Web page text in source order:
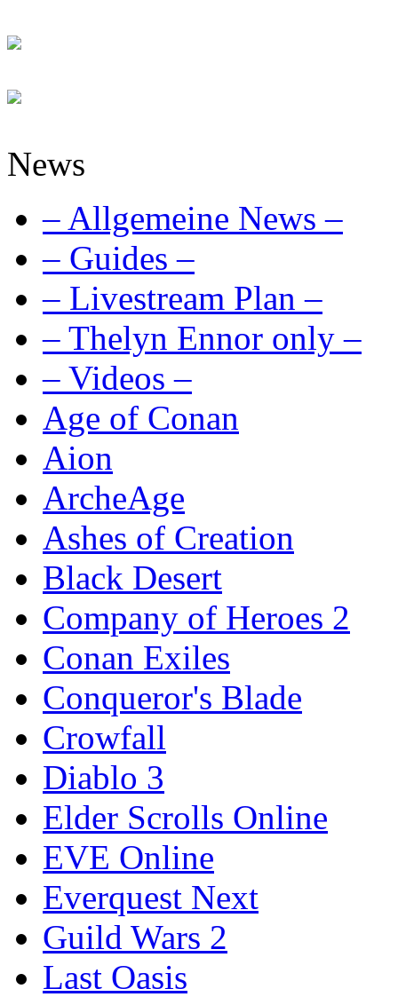
News
– Allgemeine News –
– Guides –
– Livestream Plan –
– Thelyn Ennor only –
– Videos –
Age of Conan
Aion
ArcheAge
Ashes of Creation
Black Desert
Company of Heroes 2
Conan Exiles
Conqueror's Blade
Crowfall
Diablo 3
Elder Scrolls Online
EVE Online
Everquest Next
Guild Wars 2
Last Oasis